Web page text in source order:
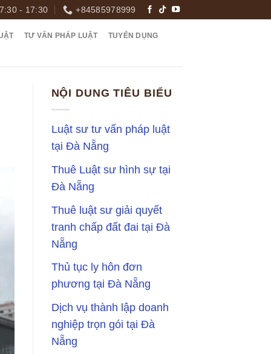
- 17:30 +84585978999
TƯ VẤN PHÁP LUẬT TUYỂN DỤNG
NỘI DUNG TIÊU BIỂU
Luật sư tư vấn pháp luật
tại Đà Nẵng
Thuê Luật sư hình sự tại
Đà Nẵng
Thuê luật sư giải quyết
tranh chấp đất đai tại Đà
Nẵng
Thủ tục ly hôn đơn
phương tại Đà Nẵng
Dịch vụ thành lập doanh
nghiệp trọn gói tại Đà
Nẵng